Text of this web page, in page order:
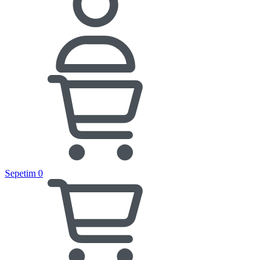
Sepetim 0